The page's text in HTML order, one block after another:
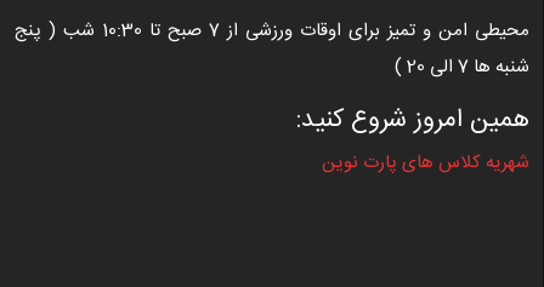
محیطی امن و تمیز برای اوقات ورزشی از 7 صبح تا 10:30 شب ( پنج
شنبه ها 7 الی 20 )
همین امروز شروع کنید:
شهریه کلاس های پارت نوین